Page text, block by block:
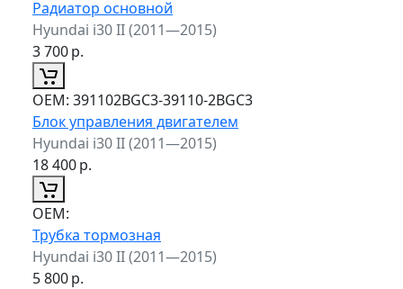
Радиатор основной
Hyundai i30 II (2011—2015)
3 700р.
ОЕМ: 391102BGC3-39110-2BGC3
Блок управления двигателем
Hyundai i30 II (2011—2015)
18 400р.
ОЕМ:
Трубка тормозная
Hyundai i30 II (2011—2015)
5 800р.